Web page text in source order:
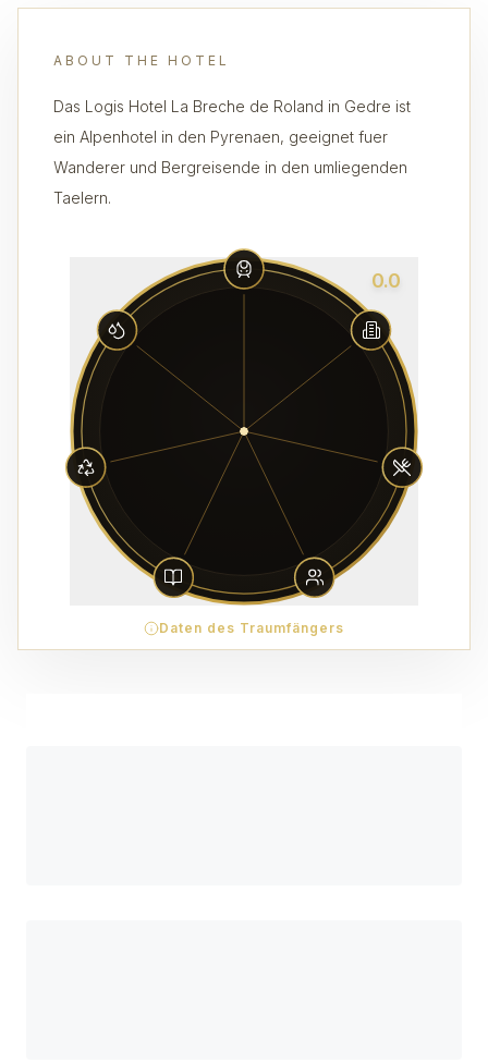
ABOUT THE HOTEL
Das Logis Hotel La Breche de Roland in Gedre ist
ein Alpenhotel in den Pyrenaen, geeignet fuer
Wanderer und Bergreisende in den umliegenden
Taelern.
0.0
Daten des Traumfängers